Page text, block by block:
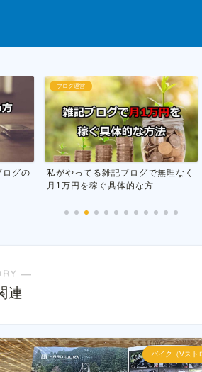
理なく
お金・収入
会社に副業がバレない方法を市役所
で聞いてきた
―
連
バイク（Vスト